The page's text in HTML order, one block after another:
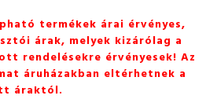
termékek árai érvényes,
árak, melyek kizárólag a
rendelésekre érvényesek! Az
áruházakban eltérhetnek a
áraktól.